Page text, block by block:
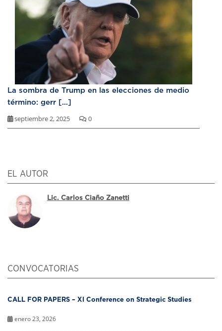
La sombra de Trump en las elecciones de medio
término: gerr [...]
septiembre 2, 2025 0
EL AUTOR
Lic. Carlos Ciaño Zanetti
CONVOCATORIAS
CALL FOR PAPERS – XI Conference on Strategic Studies
enero 23, 2026